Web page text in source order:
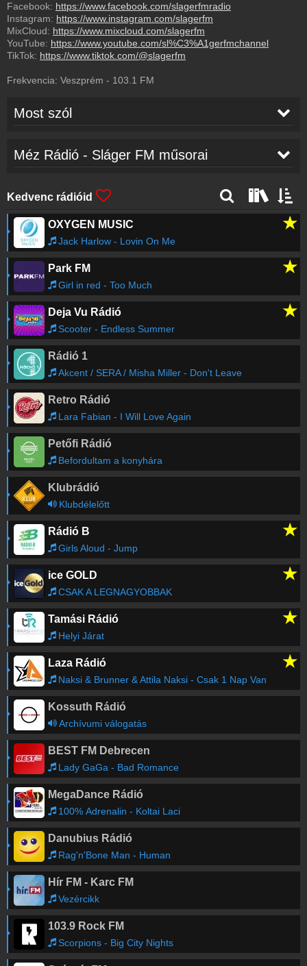
Facebook: https://www.facebook.com/slagerfmradio
Instagram: https://www.instagram.com/slagerfm
MixCloud: https://www.mixcloud.com/slagerfm
YouTube: https://www.youtube.com/sl%C3%A1gerfmchannel
TikTok: https://www.tiktok.com/@slagerfm
Frekvencia: Veszprém - 103.1 FM
Most szól
11:08 Ava Max-Who's Laughing Now
11:06 Alex Warren
11:00 SLÁGER FM
10:58 Paul Russell
Régebbi számok lekérése
Méz Rádió - Sláger FM műsorai
Kedvenc rádióid
OXYGEN MUSIC ★
Jack Harlow - Lovin On Me
Park FM ★
Girl in red - Too Much
Deja Vu Rádió ★
Scooter - Endless Summer
Rádió 1
Akcent / SERA / Misha Miller - Don't Leave
Retro Rádió
Lara Fabian - I Will Love Again
Petőfi Rádió
Befordultam a konyhára
Klubrádió
Klubdélelőtt
Rádió B ★
Girls Aloud - Jump
ice GOLD ★
CSAK A LEGNAGYOBBAK
Tamási Rádió ★
Helyi Járat
Laza Rádió ★
Naksi & Brunner & Attila Naksi - Csak 1 Nap Van
Kossuth Rádió
Archívumi válogatás
BEST FM Debrecen
Lady GaGa - Bad Romance
MegaDance Rádió
100% Adrenalin - Koltai Laci
Danubius Rádió
Rag'n'Bone Man - Human
Hír FM - Karc FM
Vezércikk
103.9 Rock FM
Scorpions - Big City Nights